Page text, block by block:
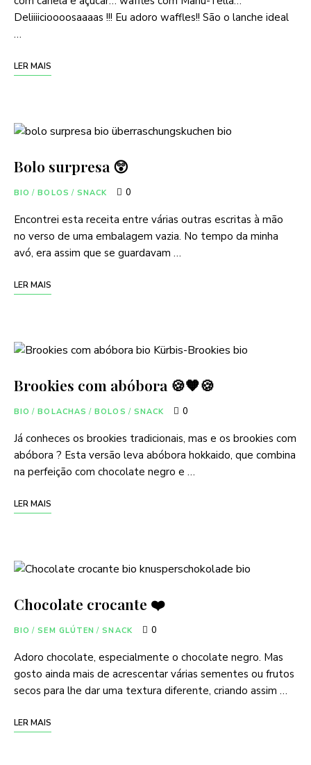
Deliiiicioooosaaaas !!! Eu adoro waffles!! São o lanche ideal
…
LER MAIS
Bolo surpresa 😲
BIO / BOLOS / SNACK 0
Encontrei esta receita entre várias outras escritas à mão
no verso de uma embalagem vazia. No tempo da minha
avó, era assim que se guardavam …
LER MAIS
Brookies com abóbora 🍪🧡🍪
BIO / BOLACHAS / BOLOS / SNACK 0
Já conheces os brookies tradicionais, mas e os brookies com
abóbora ? Esta versão leva abóbora hokkaido, que combina
na perfeição com chocolate negro e …
LER MAIS
Chocolate crocante ❤️
BIO / SEM GLÚTEN / SNACK 0
Adoro chocolate, especialmente o chocolate negro. Mas
gosto ainda mais de acrescentar várias sementes ou frutos
secos para lhe dar uma textura diferente, criando assim …
LER MAIS